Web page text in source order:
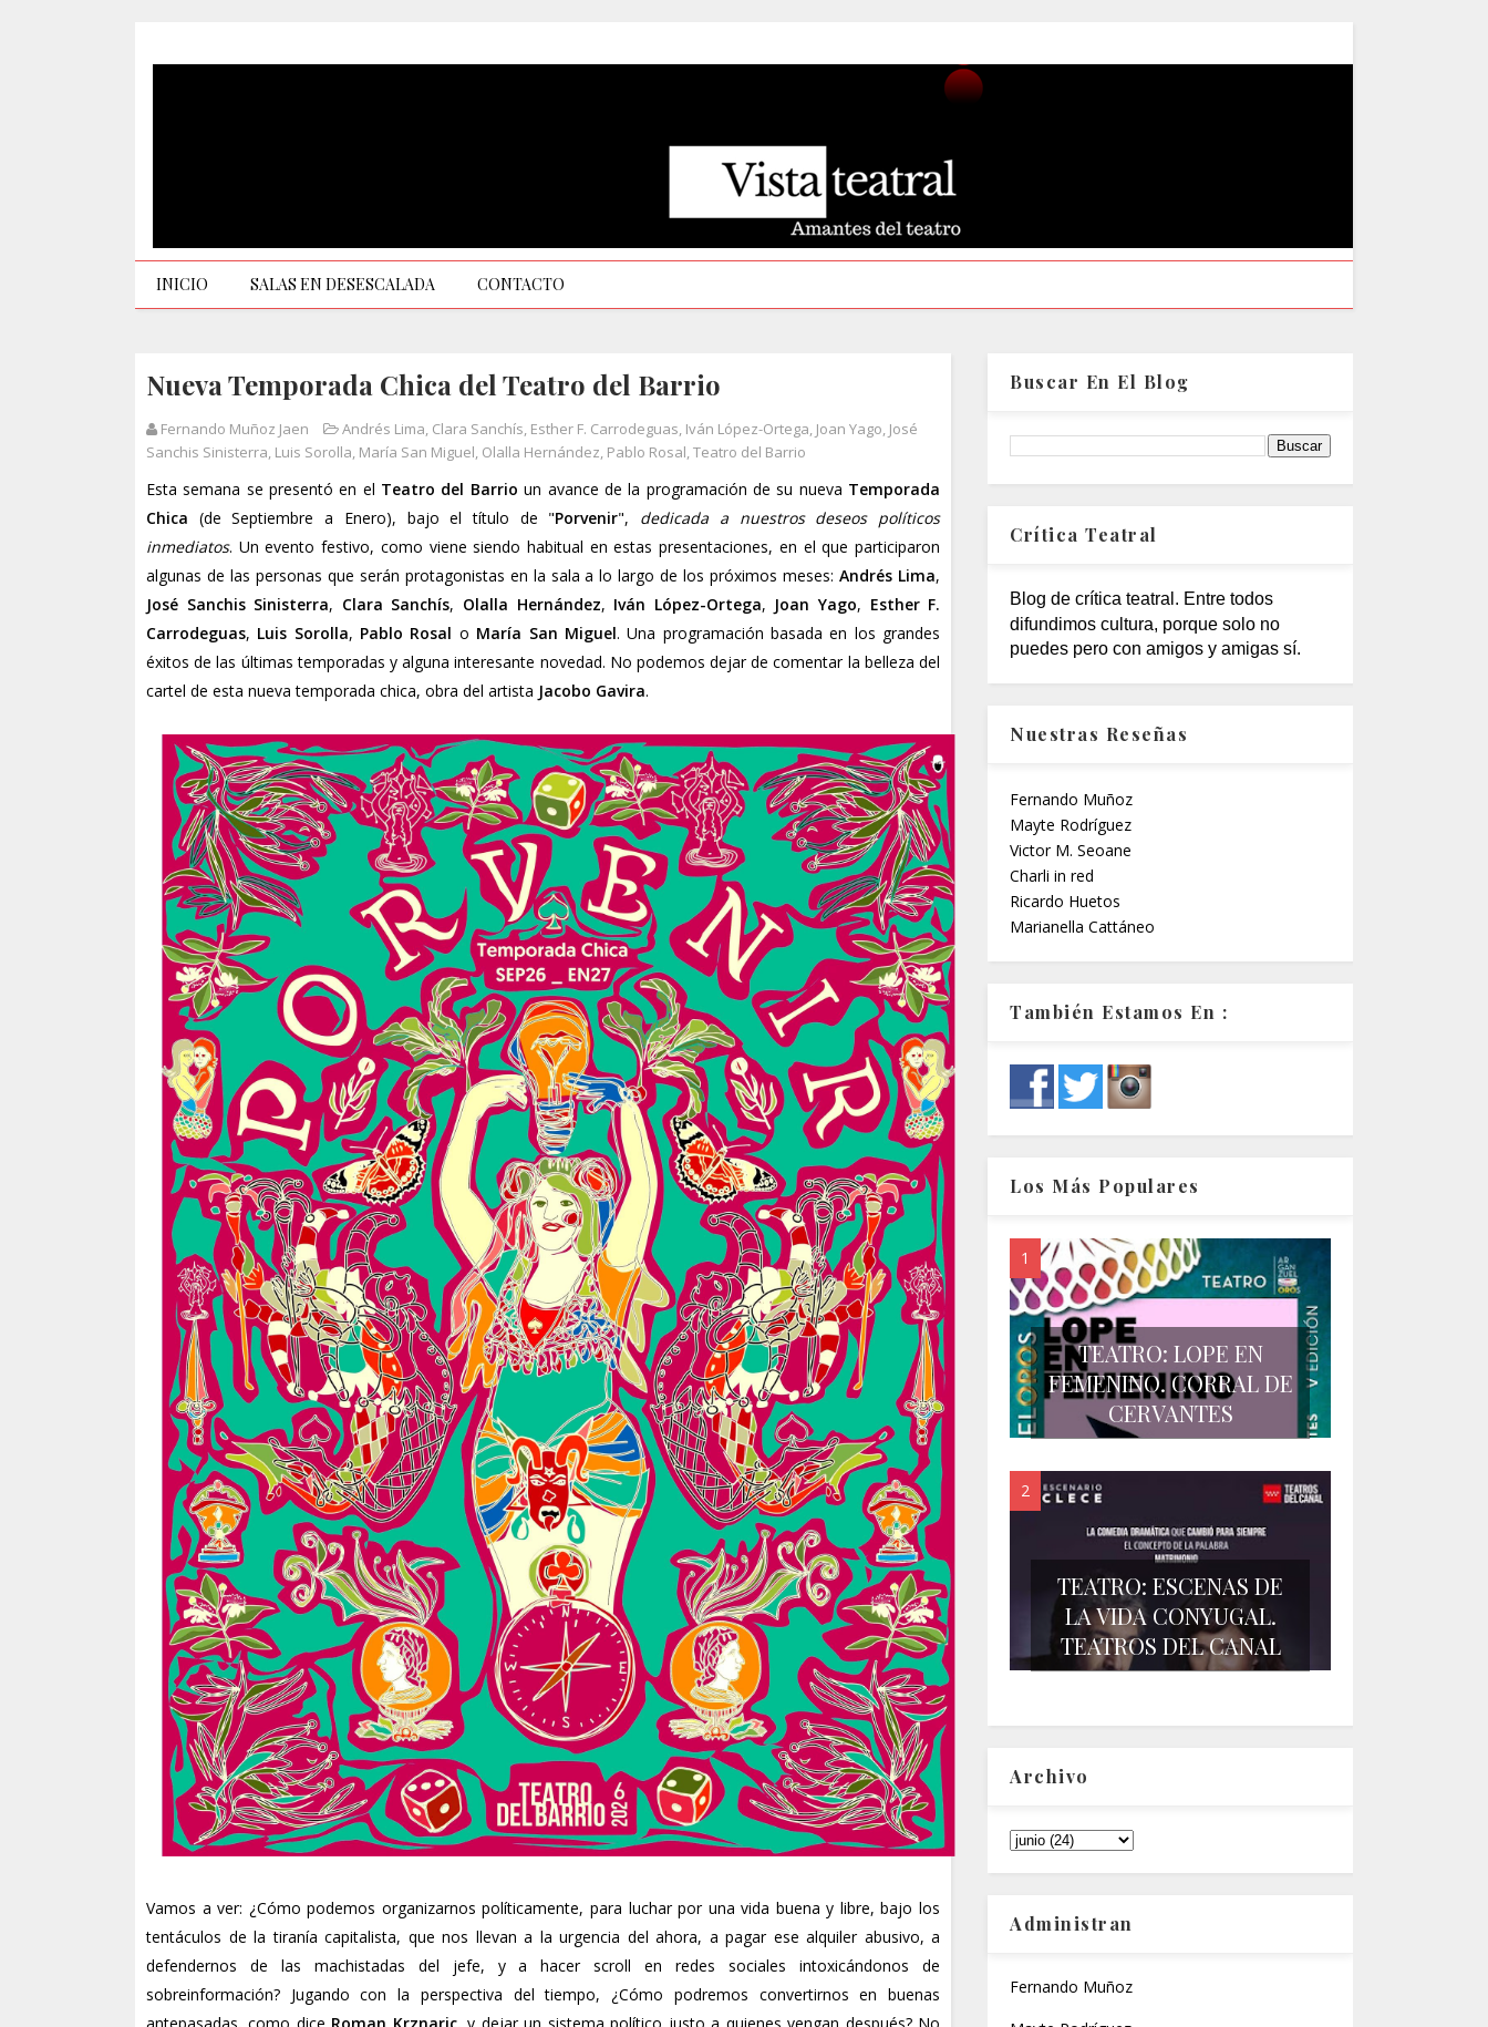
INICIO SALAS EN DESESCALADA CONTACTO
Nueva Temporada Chica del Teatro del Barrio
Fernando Muñoz Jaen Andrés Lima, Clara Sanchís, Esther F. Carrodeguas, Iván López-Ortega, Joan Yago, José
Sanchis Sinisterra, Luis Sorolla, María San Miguel, Olalla Hernández, Pablo Rosal,Teatro del Barrio
Esta semana se presentó en el Teatro del Barrio un avance de la programación de su nueva Temporada
Chica (de Septiembre a Enero), bajo el título de "Porvenir", dedicada a nuestros deseos políticos
inmediatos. Un evento festivo, como viene siendo habitual en estas presentaciones, en el que participaron
algunas de las personas que serán protagonistas en la sala a lo largo de los próximos meses:Andrés Lima,
José Sanchis Sinisterra, Clara Sanchís, Olalla Hernández, Iván López-Ortega, Joan Yago, Esther F.
Carrodeguas, Luis Sorolla, Pablo Rosal o María San Miguel. Una programación basada en los grandes
éxitos de las últimas temporadas y alguna interesante novedad. No podemos dejar de comentar la belleza del
cartel de esta nueva temporada chica, obra del artista Jacobo Gavira.
Vamos a ver: ¿Cómo podemos organizarnos políticamente, para luchar por una vida buena y libre, bajo los
tentáculos de la tiranía capitalista, que nos llevan a la urgencia del ahora, a pagar ese alquiler abusivo, a
defendernos de las machistadas del jefe, y a hacer scroll en redes sociales intoxicándonos de
sobreinformación? Jugando con la perspectiva del tiempo, ¿Cómo podremos convertirnos en buenas
Buscar En El Blog
Crítica Teatral
Blog de crítica teatral. Entre todos
difundimos cultura, porque solo no
puedes pero con amigos y amigas sí.
Nuestras Reseñas
Fernando Muñoz
Mayte Rodríguez
Victor M. Seoane
Charli in red
Ricardo Huetos
Marianella Cattáneo
También Estamos En :
Los Más Populares
TEATRO: LOPE EN
FEMENINO. CORRAL DE
CERVANTES
TEATRO: ESCENAS DE
LA VIDA CONYUGAL.
TEATROS DEL CANAL
Archivo
Administran
Fernando Muñoz